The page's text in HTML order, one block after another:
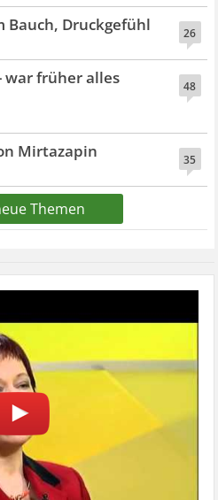
26
Bauch, Druckgefühl
48
war früher alles
35
Mirtazapin
Themen